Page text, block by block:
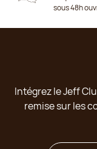
sous 48h
Intégrez le Jeff
remise sur les